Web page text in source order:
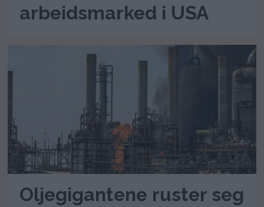
arbeidsmarked i USA
Oljegigantene ruster seg